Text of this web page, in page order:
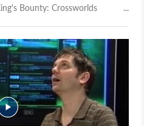
Bounty: Crossworlds